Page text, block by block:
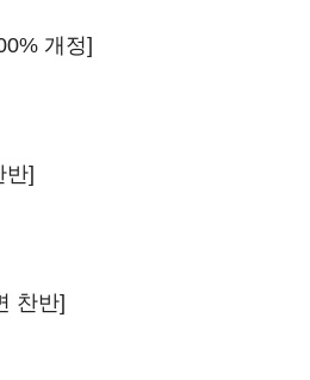
개정]
반]
찬반]